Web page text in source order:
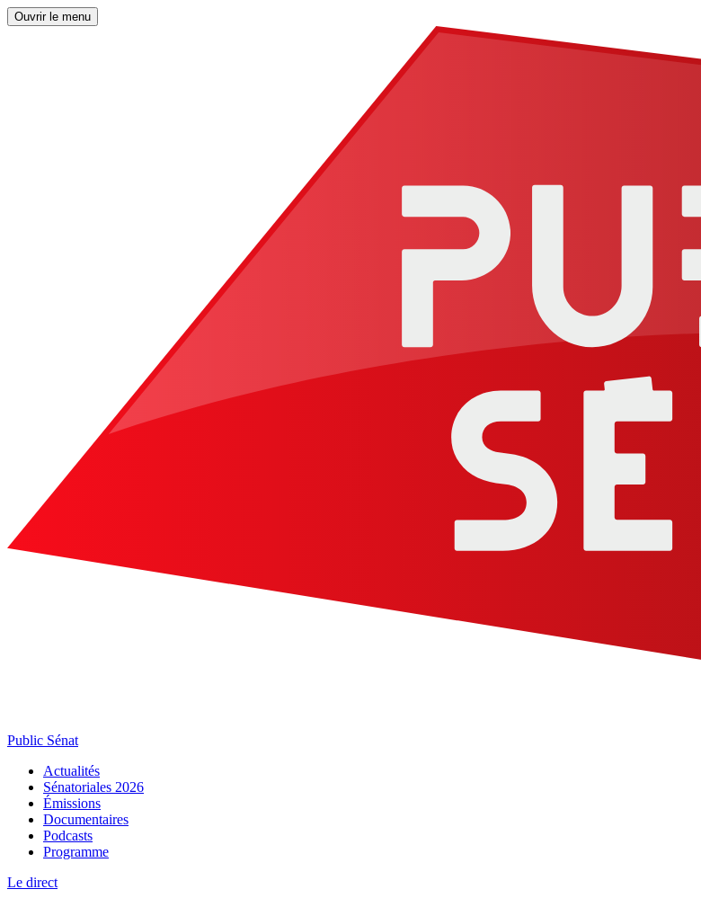
Ouvrir le menu
Public Sénat
Actualités
Sénatoriales 2026
Émissions
Documentaires
Podcasts
Programme
Le direct